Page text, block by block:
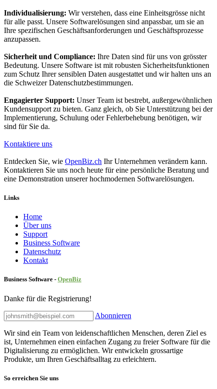
Individualisierung: Wir verstehen, dass eine Einheitsgrösse nicht
für alle passt. Unsere Softwarelösungen sind anpassbar, um sie an
Ihre spezifischen Geschäftsanforderungen und Geschäftsprozesse
anzupassen.
Sicherheit und Compliance: Ihre Daten sind für uns von grösster
Bedeutung. Unsere Software ist mit robusten Sicherheitsfunktionen
zum Schutz Ihrer sensiblen Daten ausgestattet und wir halten uns an
die Schweizer Datenschutzbestimmungen.
Engagierter Support: Unser Team ist bestrebt, außergewöhnlichen
Kundensupport zu bieten. Ganz gleich, ob Sie Unterstützung bei der
Implementierung, Schulung oder Fehlerbehebung benötigen, wir
sind für Sie da.
Kontaktiere uns
Entdecken Sie, wie OpenBiz.ch Ihr Unternehmen verändern kann.
Kontaktieren Sie uns noch heute für eine persönliche Beratung und
eine Demonstration unserer hochmodernen Softwarelösungen.
Links
Home
Über uns
Sup​port
Business Software
Datenschutz
Kontakt
Business Software - OpenBiz
Danke für die Registrierung!
Abonnieren
Wir sind ein Team von leidenschaftlichen Menschen, deren Ziel es
ist, Unternehmen einen einfachen Zugang zu freier Software für die
Digitalisierung zu ermöglichen. Wir entwickeln grossartige
Produkte, um Ihren Geschäftsalltag zu erleichtern.
So erreichen Sie uns